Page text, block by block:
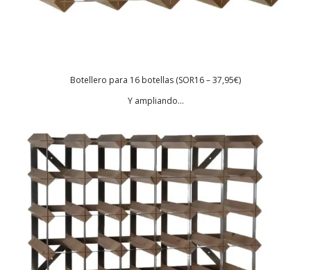
Botellero para 16 botellas (SOR16 – 37,95€)
Y ampliando…